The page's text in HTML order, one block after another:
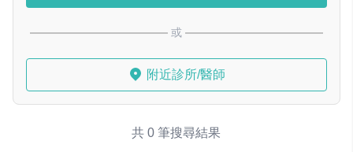
或
附近診所/醫師
共 0 筆搜尋結果